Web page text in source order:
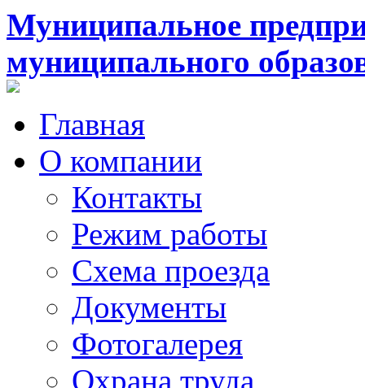
Муниципальное
муниципального
Главная
О компании
Контакты
Режим работы
Схема проезда
Документы
Фотогалерея
Охрана труда